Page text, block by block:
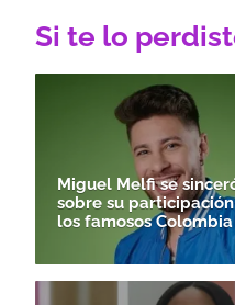
Si te lo
Miguel Melfi se
sobre su
los famosos Colombia